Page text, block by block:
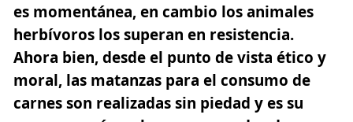
es momentánea, en cambio los animales
herbívoros los superan en resistencia.
Ahora bien, desde el punto de vista ético y
moral, las matanzas para el consumo de
carnes son realizadas sin piedad y es su